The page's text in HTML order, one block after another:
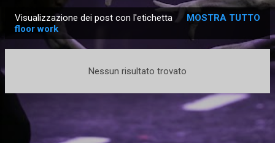
o
Visualizzazione dei post con l'etichetta
floor work
MOSTRA TUTTO
Nessun risultato trovato